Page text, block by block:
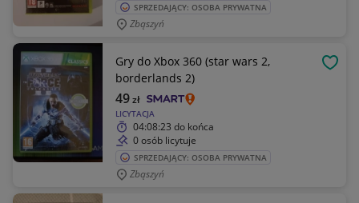
SPRZEDAJĄCY: OSOBA PRYWATNA
Zbąszyń
Gry do Xbox 360 (star wars 2,
borderlands 2)
LICYTACJA
49zł
04:08:23 do końca
0 osób licytuje
SPRZEDAJĄCY: OSOBA PRYWATNA
Zbąszyń